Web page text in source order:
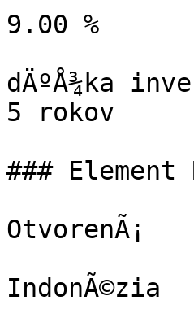
9.00 %
dÄºÅ¾ka
5 rokov
###
OtvorenÃ¡
IndonÃ©zia